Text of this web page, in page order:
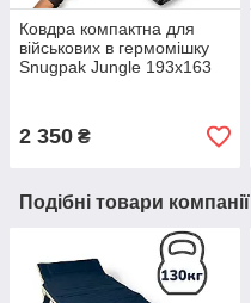
Ковдра компактна для
військових в гермомішку
Snugpak Jungle 193x163
2 350 ₴
Подібні товари компанії